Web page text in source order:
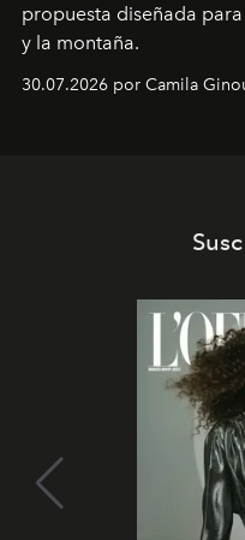
propuesta diseñada
y la montaña.
30.07.2026 por Camila